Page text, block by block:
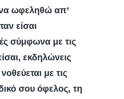
ωφεληθώ απ’
είσαι
σύμφωνα με τις
εκδηλώνεις
με τις
σου όφελος, τη